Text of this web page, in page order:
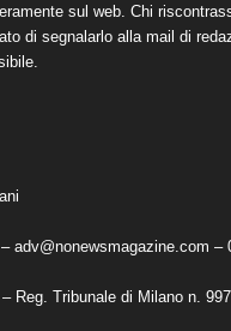
sul web. Chi
di segnalarlo alla mail di
adv@nonewsmagazine.com –
Reg. Tribunale di Milano n.